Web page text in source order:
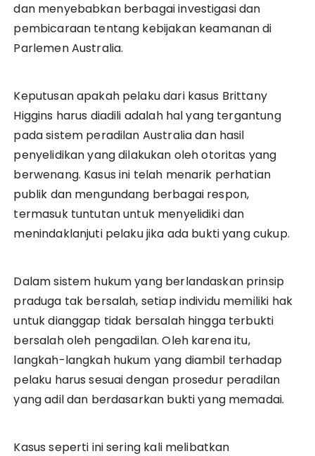
dan menyebabkan berbagai investigasi dan
pembicaraan tentang kebijakan keamanan di
Parlemen Australia.
Keputusan apakah pelaku dari kasus Brittany
Higgins harus diadili adalah hal yang tergantung
pada sistem peradilan Australia dan hasil
penyelidikan yang dilakukan oleh otoritas yang
berwenang. Kasus ini telah menarik perhatian
publik dan mengundang berbagai respon,
termasuk tuntutan untuk menyelidiki dan
menindaklanjuti pelaku jika ada bukti yang cukup.
Dalam sistem hukum yang berlandaskan prinsip
praduga tak bersalah, setiap individu memiliki hak
untuk dianggap tidak bersalah hingga terbukti
bersalah oleh pengadilan. Oleh karena itu,
langkah-langkah hukum yang diambil terhadap
pelaku harus sesuai dengan prosedur peradilan
yang adil dan berdasarkan bukti yang memadai.
Kasus seperti ini sering kali melibatkan